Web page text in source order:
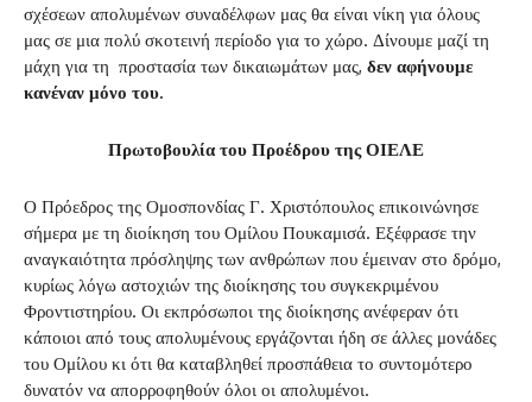
σχέσεων απολυμένων συναδέλφων μας θα είναι νίκη για όλους
μας σε μια πολύ σκοτεινή περίοδο για το χώρο. Δίνουμε μαζί τη
μάχη για τη προστασία των δικαιωμάτων μας, δεν αφήνουμε
κανέναν μόνο του.
Πρωτοβουλία του Προέδρου της ΟΙΕΛΕ
Ο Πρόεδρος της Ομοσπονδίας Γ. Χριστόπουλος επικοινώνησε
σήμερα με τη διοίκηση του Ομίλου Πουκαμισά. Εξέφρασε την
αναγκαιότητα πρόσληψης των ανθρώπων που έμειναν στο δρόμο,
κυρίως λόγω αστοχιών της διοίκησης του συγκεκριμένου
Φροντιστηρίου. Οι εκπρόσωποι της διοίκησης ανέφεραν ότι
κάποιοι από τους απολυμένους εργάζονται ήδη σε άλλες μονάδες
του Ομίλου κι ότι θα καταβληθεί προσπάθεια το συντομότερο
δυνατόν να απορροφηθούν όλοι οι απολυμένοι.